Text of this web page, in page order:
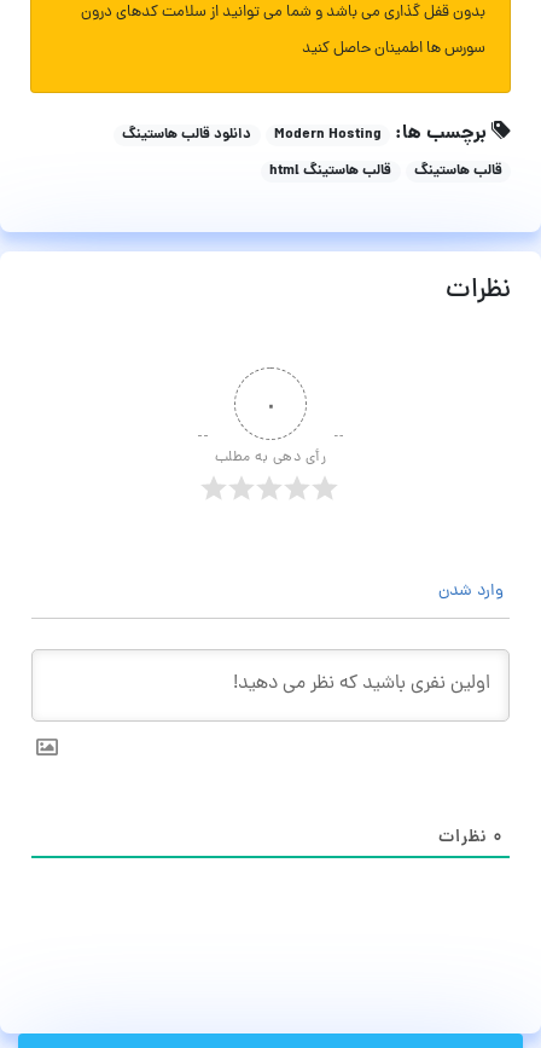
بدون قفل گذاری می باشد و شما می توانید از سلامت کدهای درون
سورس ها اطمینان حاصل کنید
برچسب ها: Modern Hosting
دانلود قالب هاستینگ
قالب هاستینگ
قالب هاستینگ html
نظرات
۰
رأی دهی به مطلب
وارد شدن
۰ نظرات